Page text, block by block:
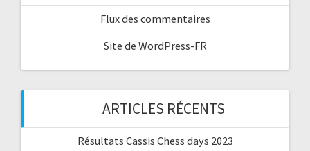
Flux des commentaires
Site de WordPress-FR
ARTICLES RÉCENTS
Résultats Cassis Chess days 2023